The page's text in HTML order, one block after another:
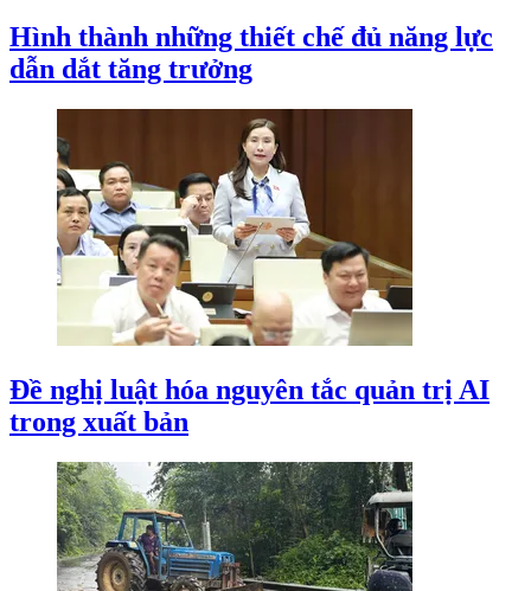
Hình thành những thiết chế đủ năng lực
dẫn dắt tăng trưởng
Đề nghị luật hóa nguyên tắc quản trị AI
trong xuất bản